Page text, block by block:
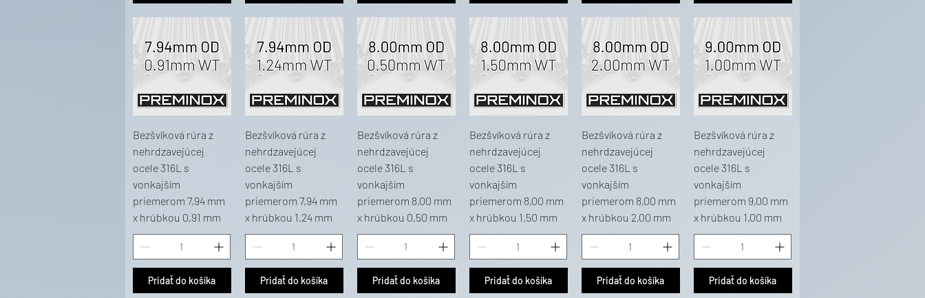
Bezšvíková rúra z
nehrdzavejúcej
ocele 316L s
vonkajším
priemerom 7,94 mm
x hrúbkou 0,91 mm
Pridať do košíka
Bezšvíková rúra z
nehrdzavejúcej
ocele 316L s
vonkajším
priemerom 7,94 mm
x hrúbkou 1,24 mm
Pridať do košíka
Bezšvíková rúra z
nehrdzavejúcej
ocele 316L s
vonkajším
priemerom 8,00 mm
x hrúbkou 0,50 mm
Pridať do košíka
Bezšvíková rúra z
nehrdzavejúcej
ocele 316L s
vonkajším
priemerom 8,00 mm
x hrúbkou 1,50 mm
Pridať do košíka
Bezšvíková rúra z
nehrdzavejúcej
ocele 316L s
vonkajším
priemerom 8,00 mm
x hrúbkou 2,00 mm
Pridať do košíka
Bezšvíková rúra z
nehrdzavejúcej
ocele 316L s
vonkajším
priemerom 9,00 mm
x hrúbkou 1,00 mm
Pridať do košíka